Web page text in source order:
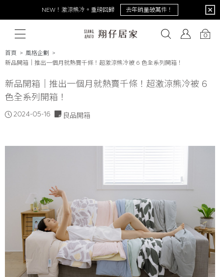
把生活過成喜歡的樣子│印花樂in Blooom全新聯名 全系列點我看
0
# 保潔墊 # 涼被 # 涼墊 # 素色 # 天絲 # 純棉
首頁
風格企劃
新品開箱│推出一個月就熱賣千條！超激涼熊冷被 6 色全系列開箱！
新品開箱│推出一個月就熱賣千條！超激涼熊冷被 6
色全系列開箱！
2024-05-16 良品開箱